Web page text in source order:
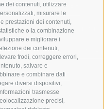
dei contenuti, utilizzare
misurare le
prestazioni dei contenuti,
o la combinazione
e migliorare i
dei contenuti,
frodi, correggere errori,
salvare e
e combinare dati
diversi dispositivi,
trasmesse
precisi,
SCIARE
ESCURSIONI
ALTA
BIKE
FONDO